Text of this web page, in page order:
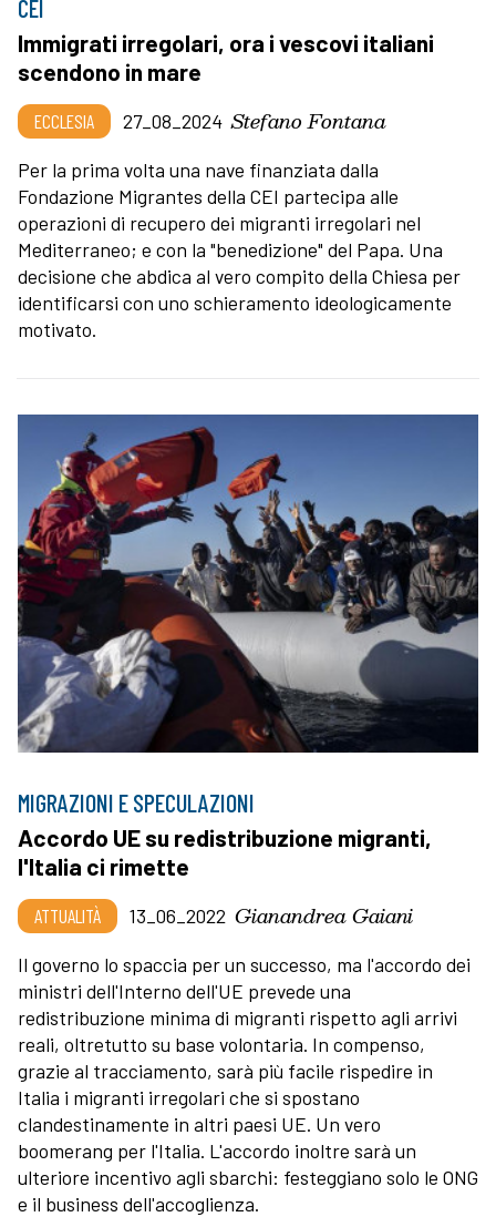
CEI
Immigrati irregolari, ora i vescovi italiani
scendono in mare
ECCLESIA 27_08_2024 Stefano Fontana
Per la prima volta una nave finanziata dalla
Fondazione Migrantes della CEI partecipa alle
operazioni di recupero dei migranti irregolari nel
Mediterraneo; e con la "benedizione" del Papa. Una
decisione che abdica al vero compito della Chiesa per
identificarsi con uno schieramento ideologicamente
motivato.
MIGRAZIONI E SPECULAZIONI
Accordo UE su redistribuzione migranti,
l'Italia ci rimette
ATTUALITÀ 13_06_2022 Gianandrea Gaiani
Il governo lo spaccia per un successo, ma l'accordo dei
ministri dell'Interno dell'UE prevede una
redistribuzione minima di migranti rispetto agli arrivi
reali, oltretutto su base volontaria. In compenso,
grazie al tracciamento, sarà più facile rispedire in
Italia i migranti irregolari che si spostano
clandestinamente in altri paesi UE. Un vero
boomerang per l'Italia. L'accordo inoltre sarà un
ulteriore incentivo agli sbarchi: festeggiano solo le ONG
e il business dell'accoglienza.